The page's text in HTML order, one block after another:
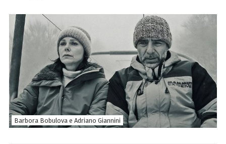
Barbora Bobulova e Adriano Giannini